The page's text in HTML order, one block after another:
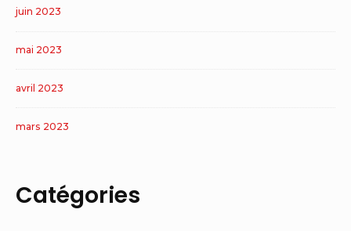
juin 2023
mai 2023
avril 2023
mars 2023
Catégories